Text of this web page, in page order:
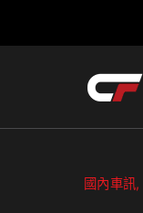
國內車訊